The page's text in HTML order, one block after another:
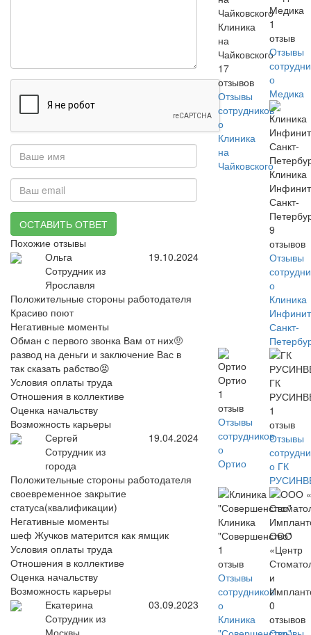
ОСТАВИТЬ ОТВЕТ
Похожие отзывы
Ольга
Сотрудник из
Ярославля
19.10.2024
Положительные стороны работодателя
Красиво поют
Негативные моменты
Обман с первого звонка Вам от них🤨
развод на деньги и заключение Вас в
так сказать рабство😡
Условия оплаты труда
Отношения в коллективе
Оценка начальству
Возможность карьеры
Сергей
Сотрудник из
города
19.04.2024
Положительные стороны работодателя
своевременное закрытие
статуса(квалификации)
Негативные моменты
шеф Жучков матерится как ямщик
Условия оплаты труда
Отношения в коллективе
Оценка начальству
Возможность карьеры
Екатерина
Сотрудник из
Москвы
03.09.2023
Клиника
на
Чайковского
17
отзывов
Отзывы
сотрудников
о
Клиника
на
Чайковского
Медика
1
отзыв
Отзывы
о
Медика
Клиника
Санкт-
9
отзывов
Отзывы
о
Клиника
Санкт-
Ортио
1
отзыв
Отзывы
сотрудников
о
Ортио
ГК
1
отзыв
Отзывы
о ГК
Клиника
"Совершенство"
1
отзыв
Отзывы
сотрудников
о
Клиника
ООО
«Центр
и
0
отзывов